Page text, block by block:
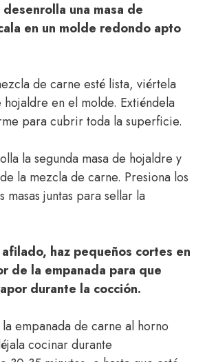
una masa de
en un molde redondo apto
de carne esté lista, viértela
en el molde. Extiéndela
para cubrir toda la superficie.
la segunda masa de hojaldre y
la mezcla de carne. Presiona los
masas juntas para sellar la
haz pequeños cortes en
de la empanada para que
durante la cocción.
empanada de carne al horno
cocinar durante